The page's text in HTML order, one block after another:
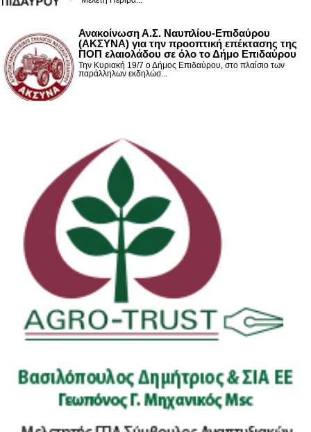
Ανακοίνωση Α.Σ. Ναυπλίου-Επιδαύρου
(ΑΚΣΥΝΑ) για την προοπτική επέκτασης της
ΠΟΠ ελαιολάδου σε όλο το Δήμο Επιδαύρου
Την Κυριακή 19/7 ο Δήμος Επιδαύρου, στο πλαίσιο των
παράλληλων εκδηλώσ...